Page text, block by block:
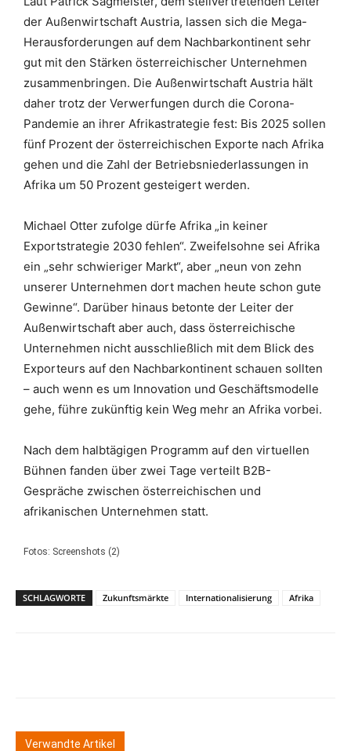
der Außenwirtschaft Austria, lassen sich die Mega-
Herausforderungen auf dem Nachbarkontinent sehr
gut mit den Stärken österreichischer Unternehmen
zusammenbringen. Die Außenwirtschaft Austria hält
daher trotz der Verwerfungen durch die Corona-
Pandemie an ihrer Afrikastrategie fest: Bis 2025 sollen
fünf Prozent der österreichischen Exporte nach Afrika
gehen und die Zahl der Betriebsniederlassungen in
Afrika um 50 Prozent gesteigert werden.
Michael Otter zufolge dürfe Afrika „in keiner
Exportstrategie 2030 fehlen“. Zweifelsohne sei Afrika
ein „sehr schwieriger Markt“, aber „neun von zehn
unserer Unternehmen dort machen heute schon gute
Gewinne“. Darüber hinaus betonte der Leiter der
Außenwirtschaft aber auch, dass österreichische
Unternehmen nicht ausschließlich mit dem Blick des
Exporteurs auf den Nachbarkontinent schauen sollten
– auch wenn es um Innovation und Geschäftsmodelle
gehe, führe zukünftig kein Weg mehr an Afrika vorbei.
Nach dem halbtägigen Programm auf den virtuellen
Bühnen fanden über zwei Tage verteilt B2B-
Gespräche zwischen österreichischen und
afrikanischen Unternehmen statt.
Fotos: Screenshots (2)
SCHLAGWORTE Zukunftsmärkte Internationalisierung Afrika
Verwandte Artikel